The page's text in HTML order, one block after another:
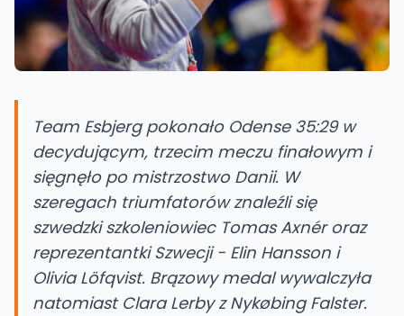
Team Esbjerg pokonało Odense 35:29 w
decydującym, trzecim meczu finałowym i
sięgnęło po mistrzostwo Danii. W
szeregach triumfatorów znaleźli się
szwedzki szkoleniowiec Tomas Axnér oraz
reprezentantki Szwecji - Elin Hansson i
Olivia Löfqvist. Brązowy medal wywalczyła
natomiast Clara Lerby z Nykøbing Falster.